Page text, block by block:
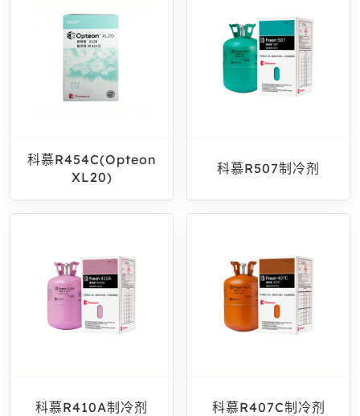
科慕R454C(Opteon
XL20)
科慕R507制冷剂
科慕R410A制冷剂 科慕R407C制冷剂